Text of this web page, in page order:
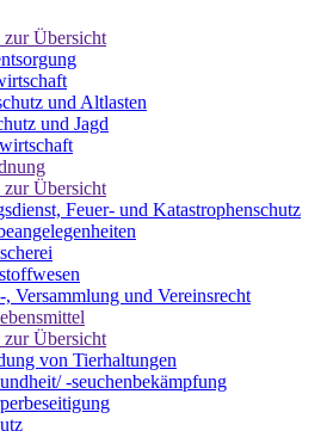
Übersicht
und Altlasten
und Jagd
Übersicht
Feuer- und Katastrophenschutz
Versammlung und Vereinsrecht
Übersicht
von Tierhaltungen
-seuchenbekämpfung